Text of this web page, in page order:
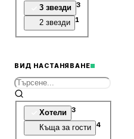
3 звезди 3
2 звезди 1
ВИД НАСТАНЯВАНЕ
Хотели 3
Къща за гости 4